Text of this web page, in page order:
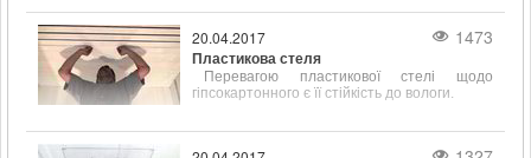
20.04.2017 1473
Пластикова стеля
Перевагою пластикової стелі щодо
гіпсокартонного є її стійкість до вологи.